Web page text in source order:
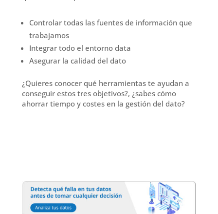
Controlar todas las fuentes de información que
trabajamos
Integrar todo el entorno data
Asegurar la calidad del dato
¿Quieres conocer qué herramientas te ayudan a
conseguir estos tres objetivos?, ¿sabes cómo
ahorrar tiempo y costes en la gestión del dato?